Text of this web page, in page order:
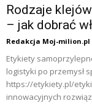
Rodzaje
– jak dobrać
Redakcja Moj-milion.pl
Etykiety
logistyki po przemysł
https://etykiety.pl/
innowacyjnych